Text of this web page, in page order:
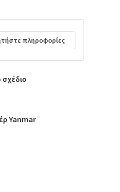
πληροφορίες
Yanmar